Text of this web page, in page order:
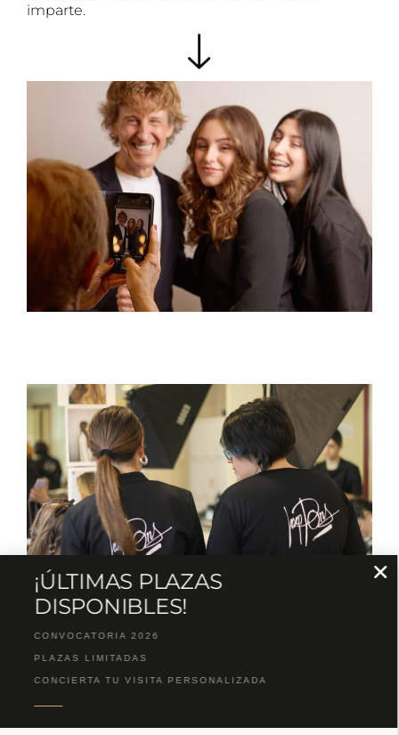
imparte.
Misión
La misión del centro esformar, orientar y
¡ÚLTIMAS PLAZAS
DISPONIBLES!
CONVOCATORIA 2026
PLAZAS LIMITADAS
CONCIERTA TU VISITA PERSONALIZADA